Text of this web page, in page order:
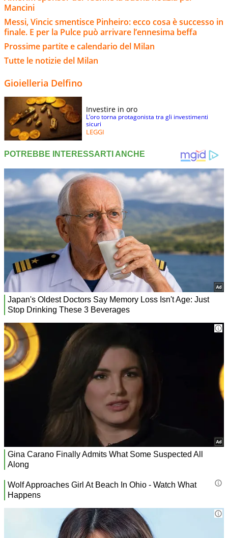
Mancini
Messi, Vincic smentisce Pinheiro: ecco cosa è successo in
finale. E per la Pulce può arrivare l’ennesima beffa
Prossime partite e calendario del Milan
Tutte le notizie del Milan
Gioielleria Delfino
Investire in oro
L’oro torna protagonista tra gli investimenti
sicuri
LEGGI